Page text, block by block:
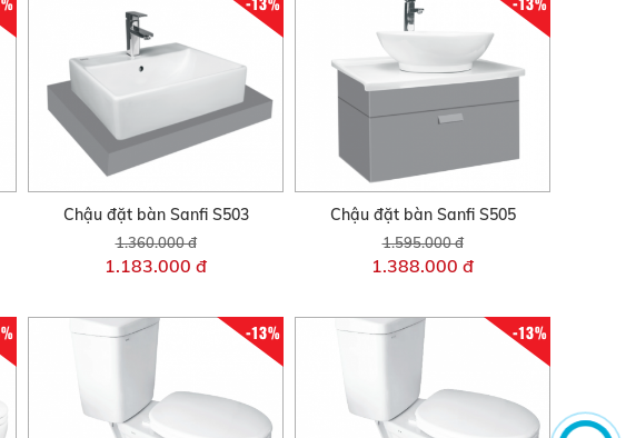
Chậu đặt bàn Sanfi S503
1.360.000 đ
1.183.000 đ
Chậu đặt bàn Sanfi S505
1.595.000 đ
1.388.000 đ
-13% -13%